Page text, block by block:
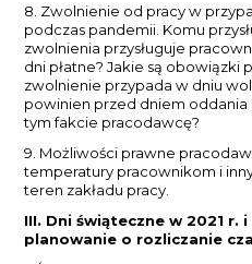
8. Zwolnienie od pracy w
podczas pandemii. Komu
zwolnienia przysługuje
dni płatne? Jakie są obowiązki
zwolnienie przypada w dniu
powinien przed dniem
tym fakcie pracodawcę?
9. Możliwości prawne
temperatury pracownikom i
teren zakładu pracy.
III. Dni świąteczne w 2021 r.
planowanie o rozliczanie